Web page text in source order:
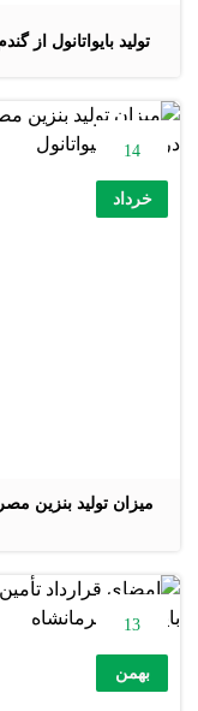
تولید بایواتانول از
میزان تولید بنزین
14
خرداد
13
بهمن